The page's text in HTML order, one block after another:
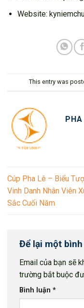
Website:
This entry was
PHA
Cúp Pha Lê – Biểu
Vinh Danh Nhân Viên
Sắc Cuối Năm
Để lại một bình
Email của bạn sẽ
trường bắt buộc
Bình luận *